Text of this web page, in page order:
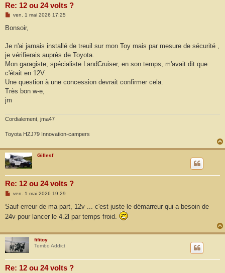
Re: 12 ou 24 volts ?
M
s
g
ven. 1 mai 2026 17:25
Bonsoir,
Je n'ai jamais installé de treuil sur mon Toy mais par mesure de sécurité ,
je vérifierais auprès de Toyota.
Mon garagiste, spécialiste LandCruiser, en son temps, m'avait dit que
c'était en 12V.
Une question à une concession devrait confirmer cela.
Très bon w-e,
jm
Cordialement, jma47
Toyota HZJ79 Innovation-campers
Gillesf
Re: 12 ou 24 volts ?
M
s
a
ven. 1 mai 2026 19:29
Sauf erreur de ma part, 12v ... c'est juste le démarreur qui a besoin de
24v pour lancer le 4.2l par temps froid.
fifitoy
Tembo Addict
Re: 12 ou 24 volts ?